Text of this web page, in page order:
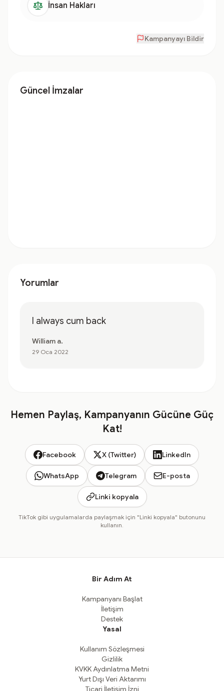
İnsan Hakları
Kampanyayı Bildir
Güncel İmzalar
Yorumlar
I always cum back
William a.
29 Oca 2022
Hemen Paylaş, Kampanyanın Gücüne Güç
Kat!
Facebook X (Twitter) LinkedIn
WhatsApp Telegram E-posta
Linki kopyala
TikTok gibi uygulamalarda paylaşmak için "Linki kopyala" butonunu
kullanın.
Bir Adım At
Kampanyanı Başlat
İletişim
Destek
Yasal
Kullanım Sözleşmesi
Gizlilik
KVKK Aydınlatma Metni
Yurt Dışı Veri Aktarımı
Ticari İletişim İzni